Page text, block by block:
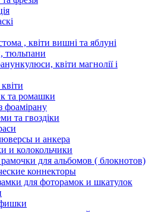
, квіти вишні та яблуні
тюльпани
квіти магнолії і
та ромашки
фоамірану
та гвоздіки
и анкера
и колокольчики
для альбомов ( блокнотов)
коннекторы
для фоторамок и шкатулок